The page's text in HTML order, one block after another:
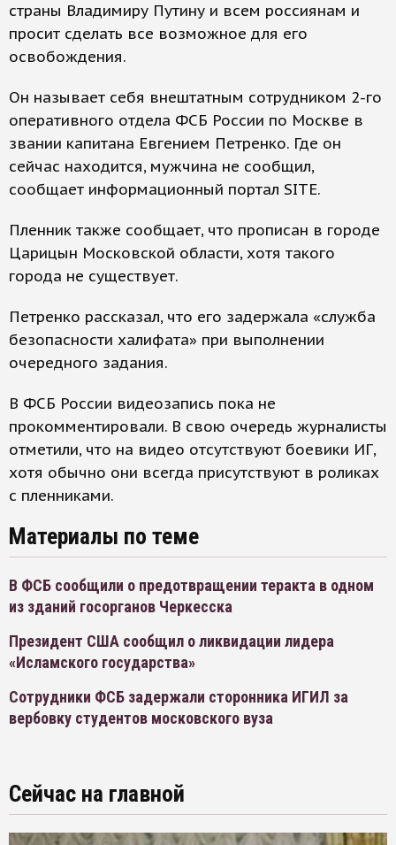
страны Владимиру Путину и всем россиянам и
просит сделать все возможное для его
освобождения.
Он называет себя внештатным сотрудником 2-го
оперативного отдела ФСБ России по Москве в
звании капитана Евгением Петренко. Где он
сейчас находится, мужчина не сообщил,
сообщает информационный портал SITE.
Пленник также сообщает, что прописан в городе
Царицын Московской области, хотя такого
города не существует.
Петренко рассказал, что его задержала «служба
безопасности халифата» при выполнении
очередного задания.
В ФСБ России видеозапись пока не
прокомментировали. В свою очередь журналисты
отметили, что на видео отсутствуют боевики ИГ,
хотя обычно они всегда присутствуют в роликах
с пленниками.
Материалы по теме
В ФСБ сообщили о предотвращении теракта в одном
из зданий госорганов Черкесска
Президент США сообщил о ликвидации лидера
«Исламского государства»
Сотрудники ФСБ задержали сторонника ИГИЛ за
вербовку студентов московского вуза
Сейчас на главной